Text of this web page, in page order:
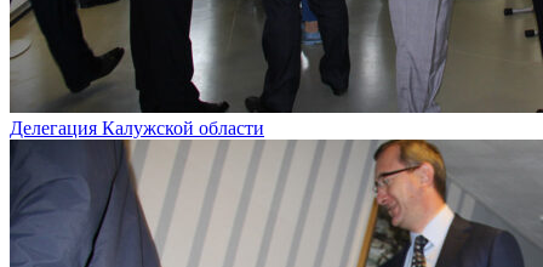
Делегация Калужской области